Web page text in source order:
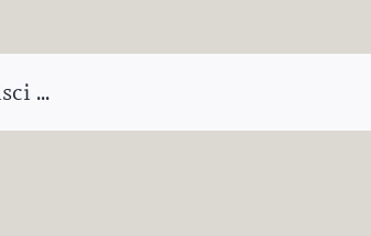
...